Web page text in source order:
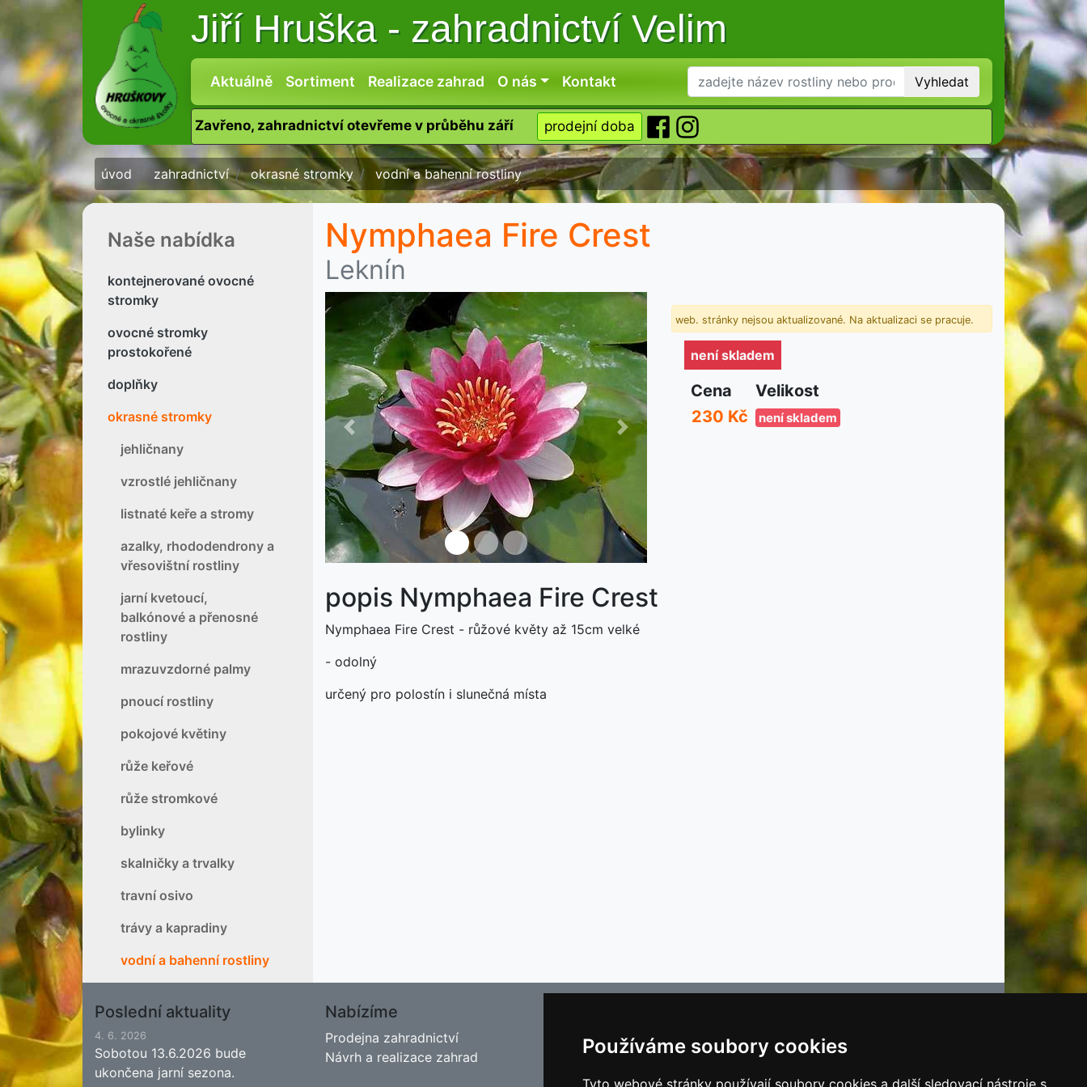
Používáme soubory cookies
Tyto webové stránky používají soubory cookies a další sledovací nástroje s
Jiří Hruška -zahradnictví Velim
Aktuálně Sortiment Realizace zahrad O nás Kontakt Vyhledat
Zavřeno, zahradnictví otevřeme v průběhu září prodejní doba
úvod zahradnictví okrasné stromky vodní a bahenní rostliny
Naše nabídka
kontejnerované ovocné
stromky
ovocné stromky
prostokořené
doplňky
okrasné stromky
jehličnany
vzrostlé jehličnany
listnaté keře a stromy
azalky, rhododendrony a
vřesovištní rostliny
jarní kvetoucí,
balkónové a přenosné
rostliny
mrazuvzdorné palmy
pnoucí rostliny
pokojové květiny
růže keřové
růže stromkové
bylinky
skalničky a trvalky
travní osivo
trávy a kapradiny
vodní a bahenní rostliny
Nymphaea Fire Crest
Leknín
Předchozí Další
web. stránky nejsou aktualizované. Na aktualizaci se pracuje.
není skladem
Cena
Velikost
230 Kč
není skladem
popis Nymphaea Fire Crest
Nymphaea Fire Crest - růžové květy až 15cm velké
- odolný
určený pro polostín i slunečná místa
Poslední aktuality
4. 6. 2026
Sobotou 13.6.2026 bude
ukončena jarní sezona.
Nabízíme
Prodejna zahradnictví
Návrh a realizace zahrad
Kontakt
Facebook
Blog - Rady pro zahrádkáře